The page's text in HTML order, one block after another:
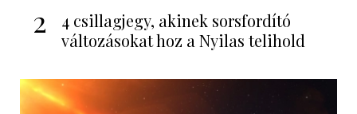
2
4 csillagjegy, akinek sorsfordító
változásokat hoz a Nyilas telihold